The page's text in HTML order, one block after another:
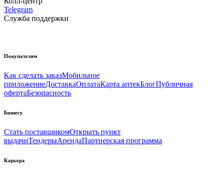
Telegram
Служба поддержки
Покупателям
Как сделать заказМобильное
приложениеДоставкаОплатаКарта аптекБлогПубличная
офертаБезопасность
Бизнесу
Стать поставщикомОткрыть пункт
выдачиТендерыАрендаПартнерская программа
Карьера